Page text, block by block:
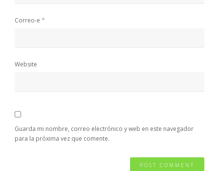
Correo-e *
Website
Guarda mi nombre, correo electrónico y web en este navegador
para la próxima vez que comente.